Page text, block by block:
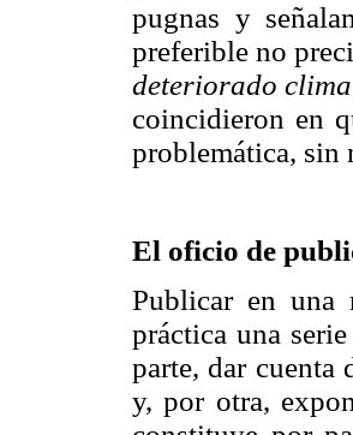
pugnas y
preferible no
deteriorado
coincidieron en
problemática, sin
El oficio de
Publicar en una
práctica una
parte, dar cuenta
y, por otra,